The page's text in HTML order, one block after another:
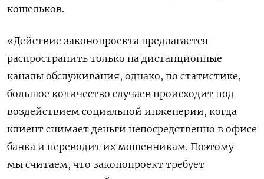
кошельков.
«Действие законопроекта предлагается
распространить только на дистанционные
каналы обслуживания, однако, по статистике,
большое количество случаев происходит под
воздействием социальной инженерии, когда
клиент снимает деньги непосредственно в офисе
банка и переводит их мошенникам. Поэтому
мы считаем, что законопроект требует